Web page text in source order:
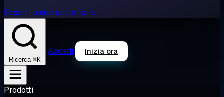
Scopri la nostra storia →
Ricerca ⌘K
Accedi Inizia ora
Prodotti